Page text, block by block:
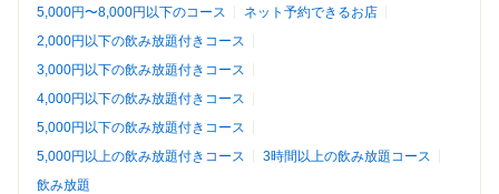
5,000円〜8,000円以下のコース
ネット予約できるお店
2,000円以下の飲み放題付きコース
3,000円以下の飲み放題付きコース
4,000円以下の飲み放題付きコース
5,000円以下の飲み放題付きコース
5,000円以上の飲み放題付きコース
3時間以上の飲み放題コース
飲み放題